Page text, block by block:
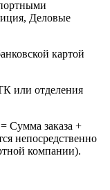
Деловые
картой
или отделения
= Сумма заказа +
непосредственно
компании).